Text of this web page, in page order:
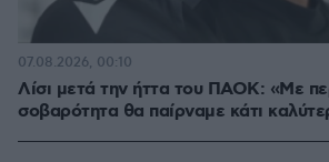
Λίσι μετά την ήττα του ΠΑΟΚ: «Με
σοβαρότητα θα παίρναμε κάτι
07.08.2026, 00:10